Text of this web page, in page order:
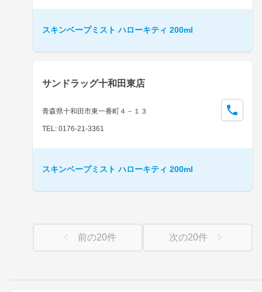
スキンベープミスト ハローキティ 200ml
サンドラッグ十和田東店
青森県十和田市東一番町４－１３
TEL: 0176-21-3361
スキンベープミスト ハローキティ 200ml
前の20件 次の20件